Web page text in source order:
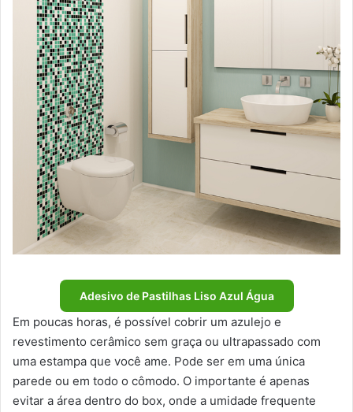
Adesivo de Pastilhas Liso Azul Água
Em poucas horas, é possível cobrir um azulejo e
revestimento cerâmico sem graça ou ultrapassado com
uma estampa que você ame. Pode ser em uma única
parede ou em todo o cômodo. O importante é apenas
evitar a área dentro do box, onde a umidade frequente